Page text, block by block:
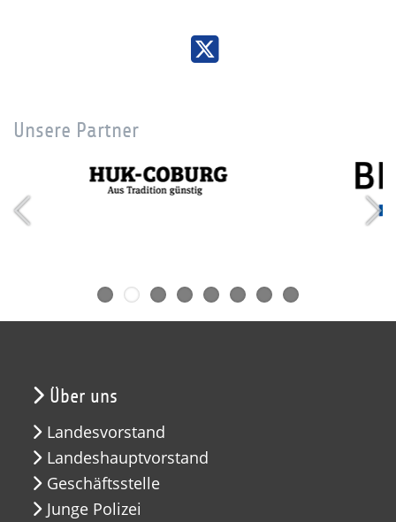
Unsere Partner
Über uns
Landesvorstand
Landeshauptvorstand
Geschäftsstelle
Junge Polizei